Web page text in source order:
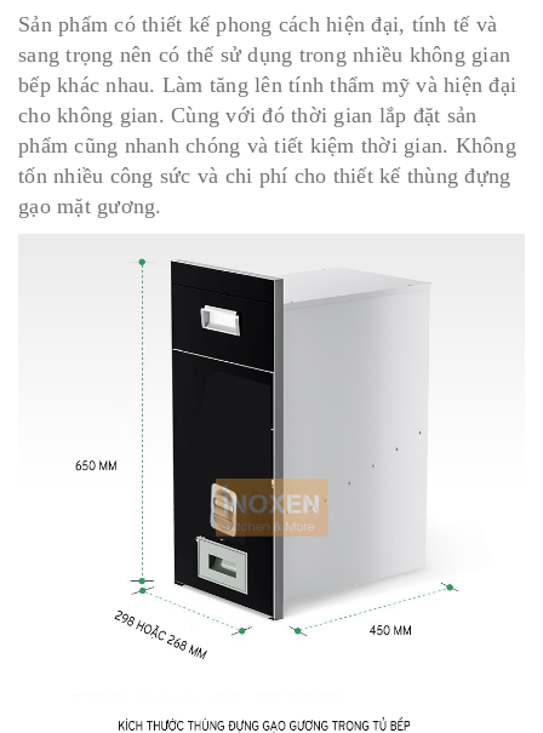
Sản phẩm có thiết kế phong cách hiện đại, tính tế và
sang trọng nên có thể sử dụng trong nhiều không gian
bếp khác nhau. Làm tăng lên tính thẩm mỹ và hiện đại
cho không gian. Cùng với đó thời gian lắp đặt sản
phẩm cũng nhanh chóng và tiết kiệm thời gian. Không
tốn nhiều công sức và chi phí cho thiết kế thùng đựng
gạo mặt gương.